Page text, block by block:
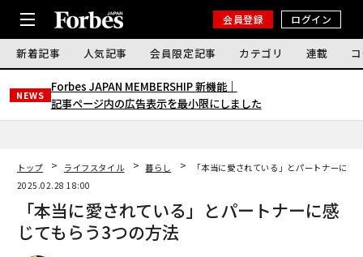
会員登録 ログイン
新着記事 人気記事 会員限定記事 カテゴリ 連載
NEWS
Forbes JAPAN MEMBERSHIP 新機能｜
記事ページ内の広告表示を最小限にしました
トップ ライフスタイル 暮らし
「本当に愛されている」とパートナーに感
2025.02.28 18:00
「本当に愛されている」とパートナーに感
じてもらう3つの方法